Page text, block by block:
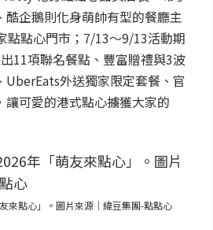
企鵝則化身萌帥有型的餐廳主
點點心門市；7/13～9/13活動期
11項聯名餐點、豐富贈禮與3波
UberEats外送獨家限定套餐、官
可愛的港式點心擄獲大家的
來點心」。圖片來源｜緯豆集團-點點心